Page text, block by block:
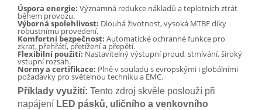
Úspora energie: Významná redukce nákladů a teplotních ztrát
během provozu.
Výborná spolehlivost: Dlouhá životnost, vysoká MTBF díky
robustnímu provedení.
Komfortní bezpečnost: Automatické ochranné funkce pro
zkrat, přehřátí, přetížení a přepětí.
Flexibilní použití: Nastavitelný výstupní proud, stmívání, široký
vstupní rozsah.
Normy a certifikace: Plně v souladu s evropskými i globálními
požadavky pro světelnou techniku a EMC.
Příklady využití: Tento zdroj skvěle poslouží při
napájení LED pásků, uličního a venkovního